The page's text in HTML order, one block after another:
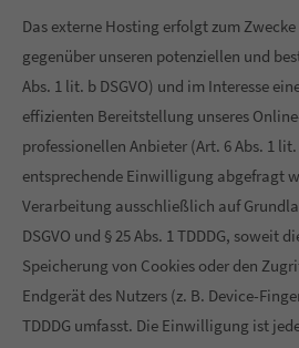
Das externe Hosting erfolgt zum
gegenüber unseren potenziellen und
Abs. 1 lit. b DSGVO) und im Interesse
effizienten Bereitstellung unseres
professionellen Anbieter (Art. 6 Abs. 1 lit.
entsprechende Einwilligung abgefragt
Verarbeitung ausschließlich auf
DSGVO und § 25 Abs. 1 TDDDG, soweit
Speicherung von Cookies oder den
Endgerät des Nutzers (z. B. Device-
TDDDG umfasst. Die Einwilligung ist